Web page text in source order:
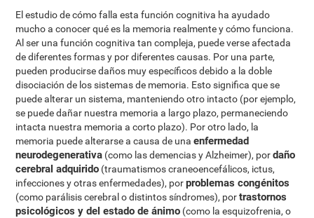
El estudio de cómo falla esta función cognitiva ha ayudado
mucho a conocer qué es la memoria realmente y cómo funciona.
Al ser una función cognitiva tan compleja, puede verse afectada
de diferentes formas y por diferentes causas. Por una parte,
pueden producirse daños muy específicos debido a la doble
disociación de los sistemas de memoria. Esto significa que se
puede alterar un sistema, manteniendo otro intacto (por ejemplo,
se puede dañar nuestra memoria a largo plazo, permaneciendo
intacta nuestra memoria a corto plazo). Por otro lado, la
memoria puede alterarse a causa de unaenfermedad
neurodegenerativa (como las demencias y Alzheimer), pordaño
cerebral adquirido (traumatismos craneoencefálicos, ictus,
infecciones y otras enfermedades), porproblemas congénitos
(como parálisis cerebral o distintos síndromes), portrastornos
psicológicos y del estado de ánimo (como la esquizofrenia, o